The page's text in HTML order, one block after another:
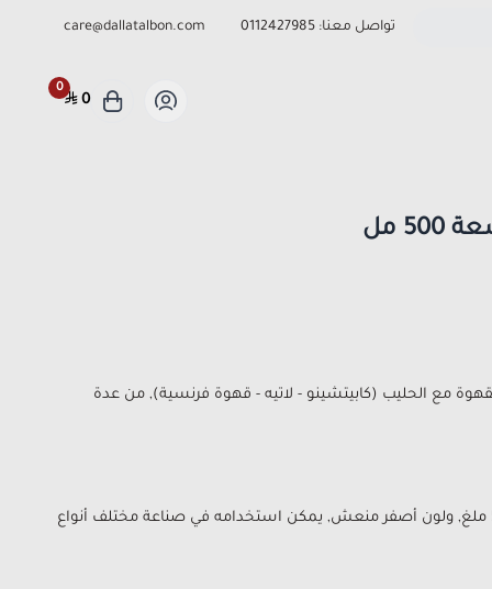
تواصل معنا: 0112427985
care@dallatalbon.com
0
0
مل
مع الحليب (كابيتشينو - لاتيه - قهوة فرنسية), من عدة
إبريق حليب أنيق التصميم, بسعة 500 ملغ, ولون أصفر منعش, يمكن استخدامه في صناعة مختلف أنواع